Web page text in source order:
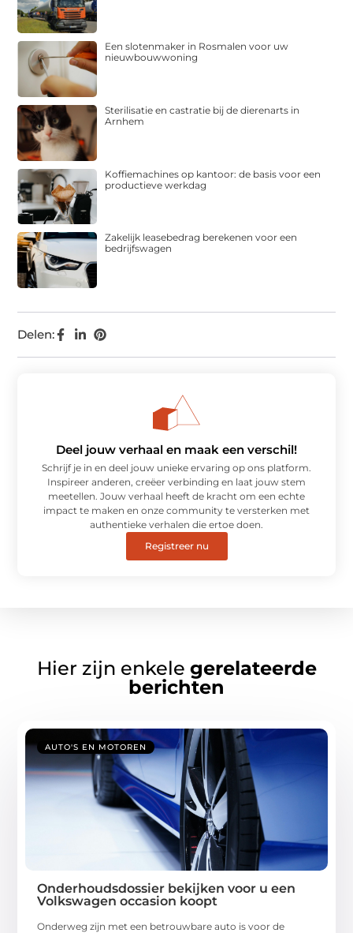
Delen:
Een slotenmaker in Rosmalen voor uw
nieuwbouwwoning
Sterilisatie en castratie bij de dierenarts in
Arnhem
Koffiemachines op kantoor: de basis voor een
productieve werkdag
Zakelijk leasebedrag berekenen voor een
bedrijfswagen
Deel jouw verhaal en maak een verschil!
Schrijf je in en deel jouw unieke ervaring op ons platform.
Inspireer anderen, creëer verbinding en laat jouw stem
meetellen. Jouw verhaal heeft de kracht om een echte
impact te maken en onze community te versterken met
authentieke verhalen die ertoe doen.
Registreer nu
Hier zijn enkele gerelateerde
berichten
AUTO'S EN MOTOREN
Onderhoudsdossier bekijken voor u een
Volkswagen occasion koopt
Onderweg zijn met een betrouwbare auto is voor de